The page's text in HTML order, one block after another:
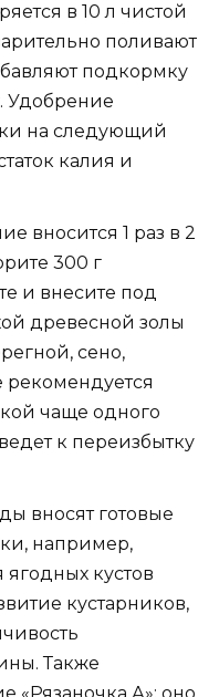
в 10 л чистой
поливают
подкормку
Удобрение
на следующий
калия и
вносится 1 раз в 2
300 г
и внесите под
древесной золы
сено,
рекомендуется
чаще одного
к переизбытку
вносят готовые
например,
кустов
кустарников,
Также